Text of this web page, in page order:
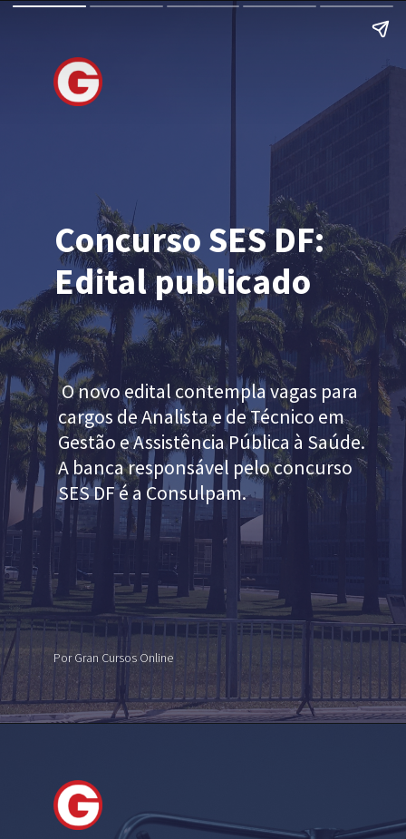
Concurso SES DF:
Edital publicado
O novo edital contempla vagas para
cargos de Analista e de Técnico em
Gestão e Assistência Pública à Saúde.
A banca responsável pelo concurso
SES DF é a Consulpam.
Por Gran Cursos Online